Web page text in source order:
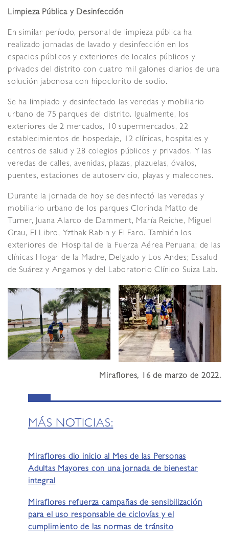
Limpieza Pública y Desinfección
En similar período, personal de limpieza pública ha
realizado jornadas de lavado y desinfección en los
espacios públicos y exteriores de locales públicos y
privados del distrito con cuatro mil galones diarios de una
solución jabonosa con hipoclorito de sodio.
Se ha limpiado y desinfectado las veredas y mobiliario
urbano de 75 parques del distrito. Igualmente, los
exteriores de 2 mercados, 10 supermercados, 22
establecimientos de hospedaje, 12 clínicas, hospitales y
centros de salud y 28 colegios públicos y privados. Y las
veredas de calles, avenidas, plazas, plazuelas, óvalos,
puentes, estaciones de autoservicio, playas y malecones.
Durante la jornada de hoy se desinfectó las veredas y
mobiliario urbano de los parques Clorinda Matto de
Turner, Juana Alarco de Dammert, María Reiche, Miguel
Grau, El Libro, Yzthak Rabin y El Faro. También los
exteriores del Hospital de la Fuerza Aérea Peruana; de las
clínicas Hogar de la Madre, Delgado y Los Andes; Essalud
de Suárez y Angamos y del Laboratorio Clínico Suiza Lab.
Miraflores, 16 de marzo de 2022.
MÁS NOTICIAS:
Miraflores dio inicio al Mes de las Personas
Adultas Mayores con una jornada de bienestar
integral
Miraflores refuerza campañas de sensibilización
para el uso responsable de ciclovías y el
cumplimiento de las normas de tránsito